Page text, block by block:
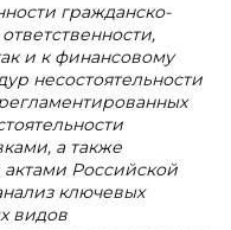
гражданско-
и к финансовому
несостоятельности
а также
Российской
ключевых
видов